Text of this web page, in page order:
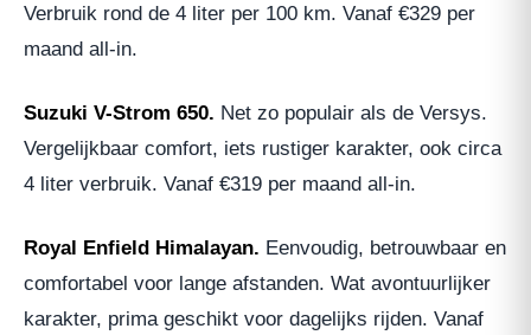
Verbruik rond de 4 liter per 100 km. Vanaf €329 per
maand all-in.
Suzuki V-Strom 650. Net zo populair als de Versys.
Vergelijkbaar comfort, iets rustiger karakter, ook circa
4 liter verbruik. Vanaf €319 per maand all-in.
Royal Enfield Himalayan. Eenvoudig, betrouwbaar en
comfortabel voor lange afstanden. Wat avontuurlijker
karakter, prima geschikt voor dagelijks rijden. Vanaf